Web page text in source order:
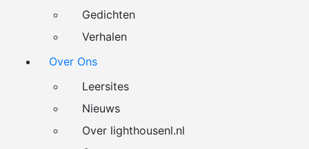
Gedichten
Verhalen
Over Ons
Leersites
Nieuws
Over lighthousenl.nl